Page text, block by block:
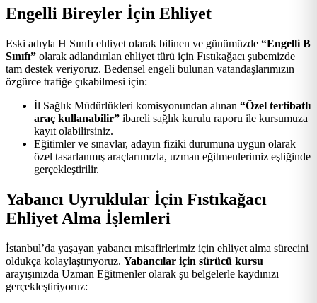
Engelli Bireyler İçin Ehliyet
Eski adıyla H Sınıfı ehliyet olarak bilinen ve günümüzde “Engelli B
Sınıfı” olarak adlandırılan ehliyet türü için Fıstıkağacı şubemizde
tam destek veriyoruz. Bedensel engeli bulunan vatandaşlarımızın
özgürce trafiğe çıkabilmesi için:
İl Sağlık Müdürlükleri komisyonundan alınan “Özel tertibatlı
araç kullanabilir” ibareli sağlık kurulu raporu ile kursumuza
kayıt olabilirsiniz.
Eğitimler ve sınavlar, adayın fiziki durumuna uygun olarak
özel tasarlanmış araçlarımızla, uzman eğitmenlerimiz eşliğinde
gerçekleştirilir.
Yabancı Uyruklular İçin Fıstıkağacı
Ehliyet Alma İşlemleri
İstanbul’da yaşayan yabancı misafirlerimiz için ehliyet alma sürecini
oldukça kolaylaştırıyoruz. Yabancılar için sürücü kursu
arayışınızda Uzman Eğitmenler olarak şu belgelerle kaydınızı
gerçekleştiriyoruz: